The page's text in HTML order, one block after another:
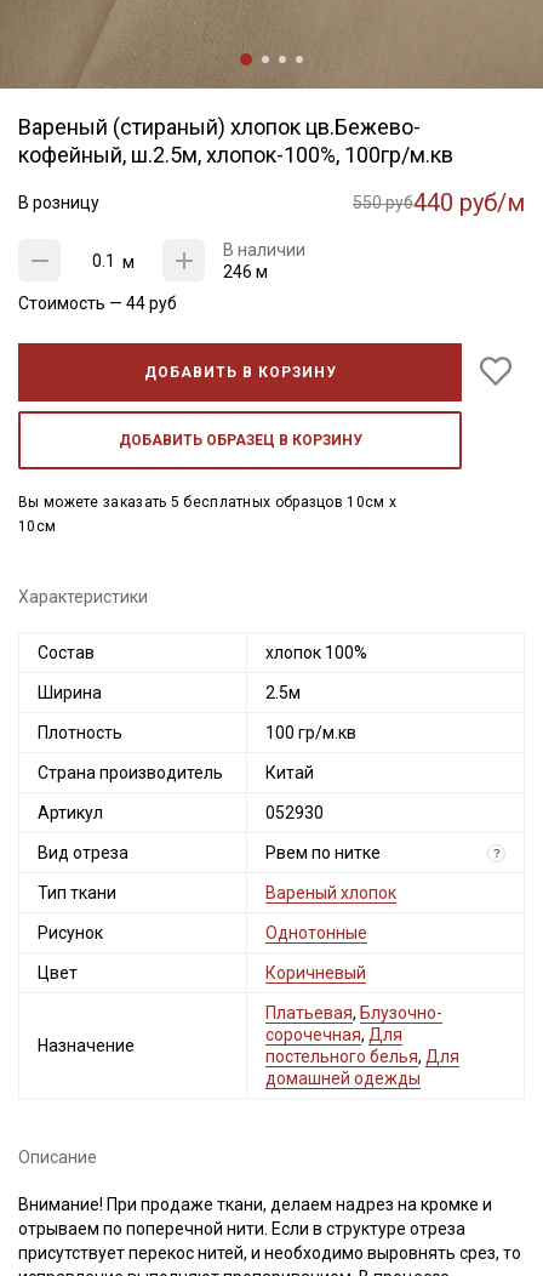
Вареный (стираный) хлопок цв.Бежево-
кофейный, ш.2.5м, хлопок-100%, 100гр/м.кв
В розницу 550 руб440 руб/м
м
В наличии
246 м
Стоимость — 44руб
ДОБАВИТЬ В КОРЗИНУ
ДОБАВИТЬ ОБРАЗЕЦ В КОРЗИНУ
Вы можете заказать 5 бесплатных образцов 10см x
10см
Характеристики
Состав хлопок 100%
Ширина 2.5м
Плотность 100 гр/м.кв
Страна производитель Китай
Артикул 052930
Вид отреза Рвем по нитке ?
Тип ткани Вареный хлопок
Рисунок Однотонные
Цвет Коричневый
Назначение
Платьевая, Блузочно-
сорочечная, Для
постельного белья, Для
домашней одежды
Описание
Внимание! При продаже ткани, делаем надрез на кромке и
отрываем по поперечной нити. Если в структуре отреза
присутствует перекос нитей, и необходимо выровнять срез, то